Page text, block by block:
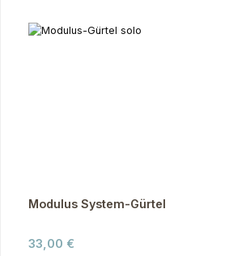
Modulus System-Gürtel
Regulärer Preis:
33,00 €